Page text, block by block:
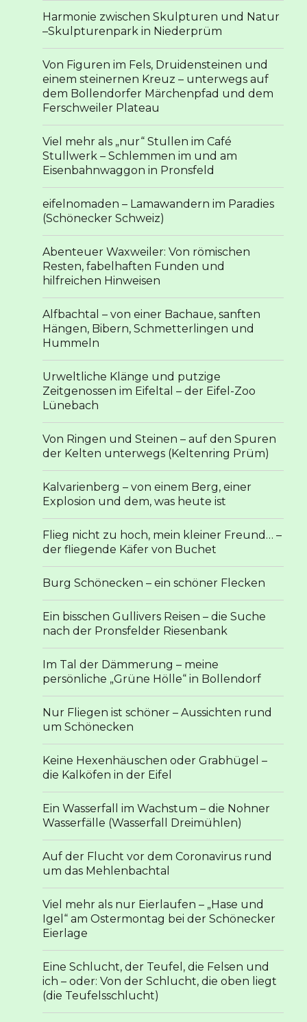
Harmonie zwischen Skulpturen und Natur
–Skulpturenpark in Niederprüm
Von Figuren im Fels, Druidensteinen und
einem steinernen Kreuz – unterwegs auf
dem Bollendorfer Märchenpfad und dem
Ferschweiler Plateau
Viel mehr als „nur“ Stullen im Café
Stullwerk – Schlemmen im und am
Eisenbahnwaggon in Pronsfeld
eifelnomaden – Lamawandern im Paradies
(Schönecker Schweiz)
Abenteuer Waxweiler: Von römischen
Resten, fabelhaften Funden und
hilfreichen Hinweisen
Alfbachtal – von einer Bachaue, sanften
Hängen, Bibern, Schmetterlingen und
Hummeln
Urweltliche Klänge und putzige
Zeitgenossen im Eifeltal – der Eifel-Zoo
Lünebach
Von Ringen und Steinen – auf den Spuren
der Kelten unterwegs (Keltenring Prüm)
Kalvarienberg – von einem Berg, einer
Explosion und dem, was heute ist
Flieg nicht zu hoch, mein kleiner Freund… –
der fliegende Käfer von Buchet
Burg Schönecken – ein schöner Flecken
Ein bisschen Gullivers Reisen – die Suche
nach der Pronsfelder Riesenbank
Im Tal der Dämmerung – meine
persönliche „Grüne Hölle“ in Bollendorf
Nur Fliegen ist schöner – Aussichten rund
um Schönecken
Keine Hexenhäuschen oder Grabhügel –
die Kalköfen in der Eifel
Ein Wasserfall im Wachstum – die Nohner
Wasserfälle (Wasserfall Dreimühlen)
Auf der Flucht vor dem Coronavirus rund
um das Mehlenbachtal
Viel mehr als nur Eierlaufen – „Hase und
Igel“ am Ostermontag bei der Schönecker
Eierlage
Eine Schlucht, der Teufel, die Felsen und
ich – oder: Von der Schlucht, die oben liegt
(die Teufelsschlucht)